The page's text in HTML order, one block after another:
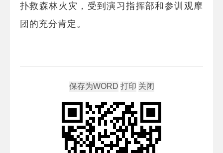
扑救森林火灾，受到演习指挥部和参训观摩
团的充分肯定。